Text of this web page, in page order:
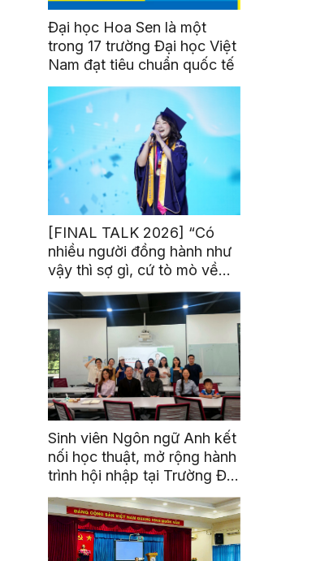
Đại học Hoa Sen là một
trong 17 trường Đại học Việt
Nam đạt tiêu chuẩn quốc tế
[FINAL TALK 2026] “Có
nhiều người đồng hành như
vậy thì sợ gì, cứ tò mò về
thế giới thôi”
Sinh viên Ngôn ngữ Anh kết
nối học thuật, mở rộng hành
trình hội nhập tại Trường Đại
học Quốc gia Malaysia